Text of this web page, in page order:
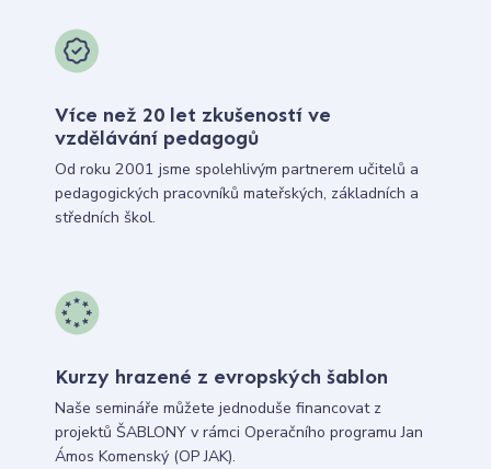
Více než 20 let zkušeností ve
vzdělávání pedagogů
Od roku 2001 jsme spolehlivým partnerem učitelů a
pedagogických pracovníků mateřských, základních a
středních škol.
Kurzy hrazené z evropských šablon
Naše semináře můžete jednoduše financovat z
projektů ŠABLONY v rámci Operačního programu Jan
Ámos Komenský (OP JAK).